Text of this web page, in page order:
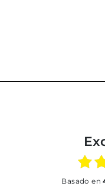
basado en